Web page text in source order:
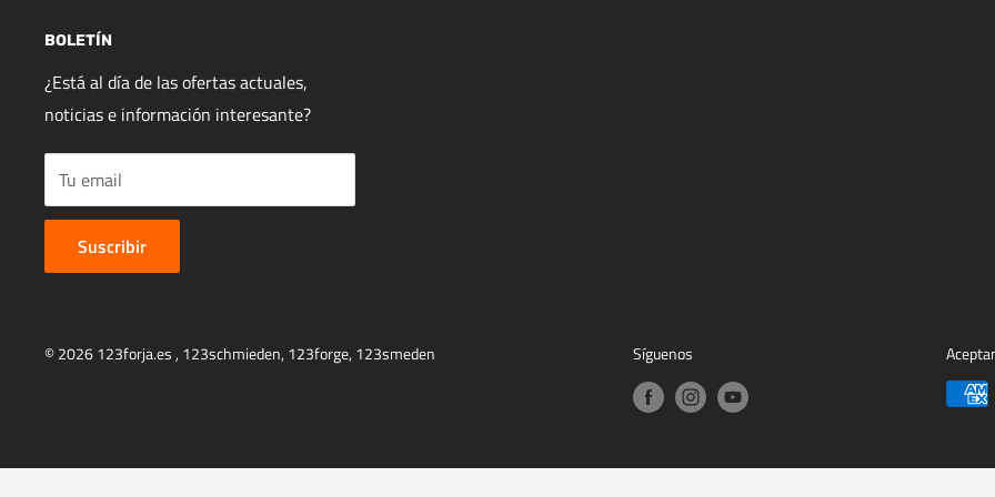
BOLETÍN
¿Está al día de las ofertas actuales,
noticias e información interesante?
Tu email
Suscribir
© 2026 123forja.es , 123schmieden, 123forge, 123smeden Síguenos